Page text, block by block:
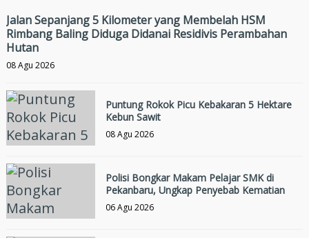
Jalan Sepanjang 5 Kilometer yang Membelah HSM
Rimbang Baling Diduga Didanai Residivis Perambahan
Hutan
08 Agu 2026
Puntung Rokok Picu Kebakaran 5 Hektare
Kebun Sawit
08 Agu 2026
Polisi Bongkar Makam Pelajar SMK di
Pekanbaru, Ungkap Penyebab Kematian
06 Agu 2026